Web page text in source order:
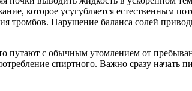
которое усугубляется естественным
тромбов. Нарушение баланса солей
путают с обычным утомлением от
спиртного. Важно сразу начать